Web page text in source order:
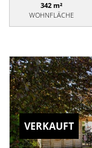
342 m²
WOHNFLÄCHE
VERKAUFT